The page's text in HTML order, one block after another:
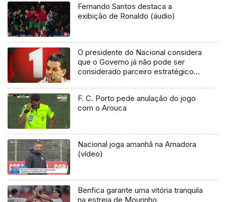
Fernando Santos destaca a
exibição de Ronaldo (áudio)
O presidente do Nacional considera
que o Governo já não pode ser
considerado parceiro estratégico
F. C. Porto pede anulação do jogo
com o Arouca
Nacional joga amanhã na Amadora
(vídeo)
Benfica garante uma vitória tranquila
na estreia de Mourinho